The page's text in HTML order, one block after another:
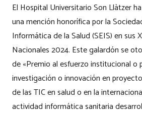
El Hospital Universitario Son Llàtzer
una mención honorífica por la
Informática de la Salud (SEIS) en sus
Nacionales 2024. Este galardón se
de «Premio al esfuerzo institucional o
investigación o innovación en
de las TIC en salud o en la
actividad informática sanitaria